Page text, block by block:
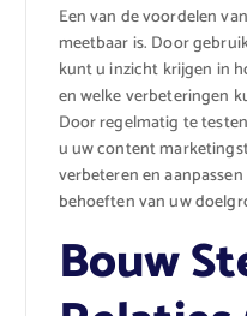
Een van de voordelen
meetbaar is. Door
kunt u inzicht krijgen in
en welke verbeteringen
Door regelmatig te
u uw content
verbeteren en
behoeften van uw
Bouw